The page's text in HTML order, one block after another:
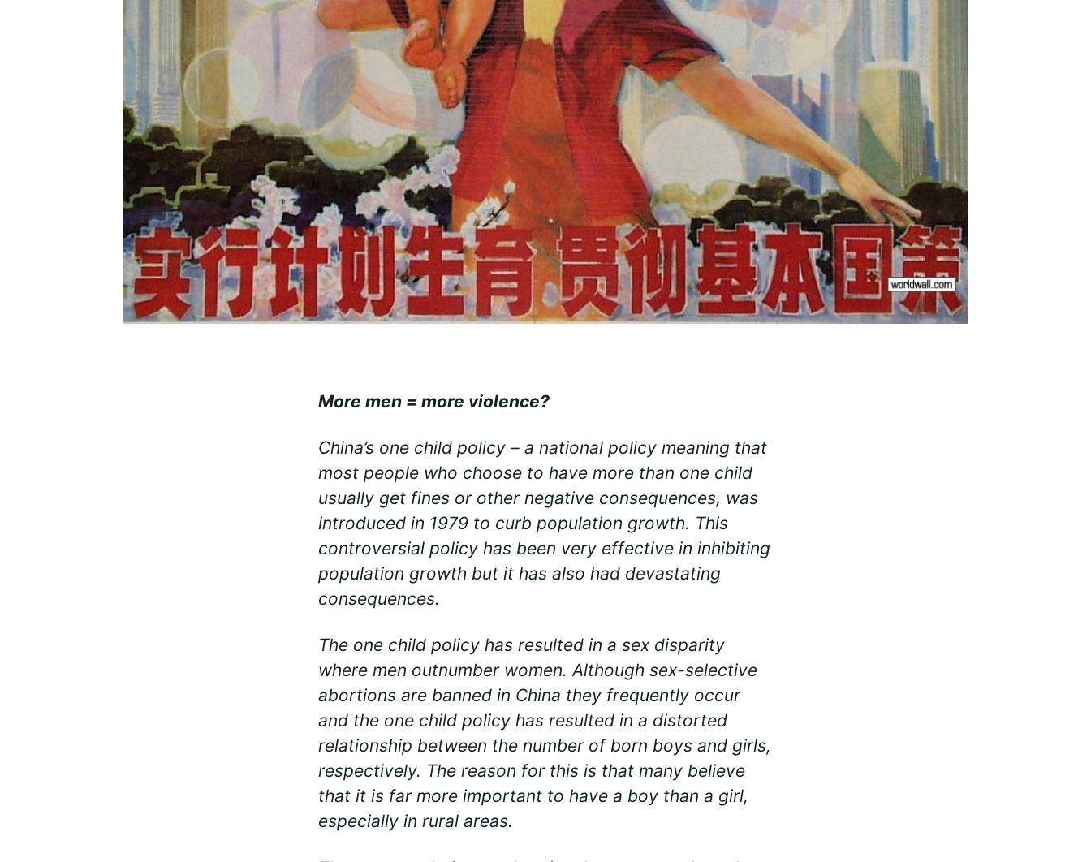
More men = more violence?
China’s one child policy – a national policy meaning that
most people who choose to have more than one child
usually get fines or other negative consequences, was
introduced in 1979 to curb population growth. This
controversial policy has been very effective in inhibiting
population growth but it has also had devastating
consequences.
The one child policy has resulted in a sex disparity
where men outnumber women. Although sex-selective
abortions are banned in China they frequently occur
and the one child policy has resulted in a distorted
relationship between the number of born boys and girls,
respectively. The reason for this is that many believe
that it is far more important to have a boy than a girl,
especially in rural areas.